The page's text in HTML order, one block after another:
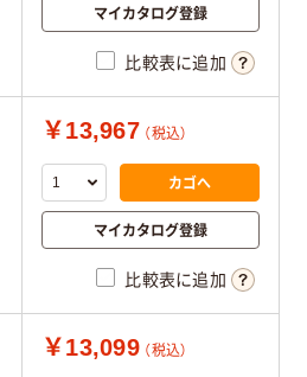
マイカタログ登録
比較表に追加
￥13,967 （税込）
カゴへ
マイカタログ登録
比較表に追加
￥13,099 （税込）